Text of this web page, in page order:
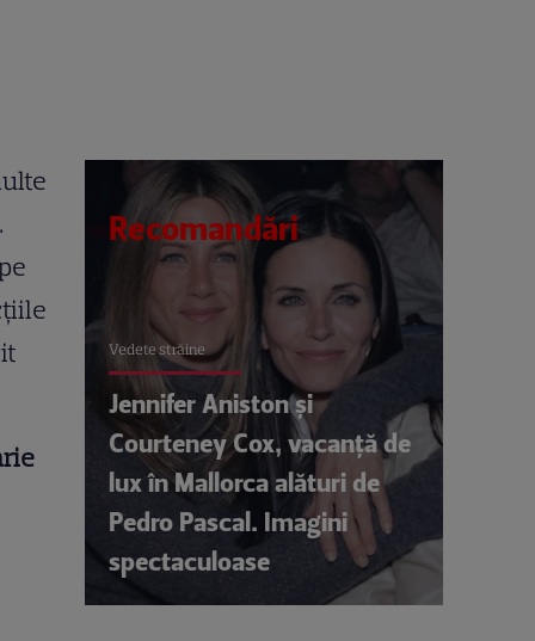
Recomandări
Vedete străine
Jennifer Aniston și
Courteney Cox, vacanță de
lux în Mallorca alături de
Pedro Pascal. Imagini
spectaculoase